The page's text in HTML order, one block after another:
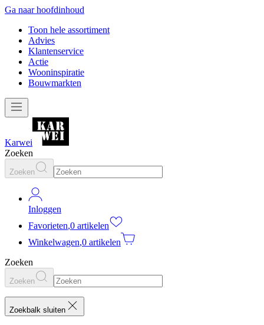
Ga naar hoofdinhoud
Toon hele assortiment
Advies
Klantenservice
Actie
Wooninspiratie
Bouwmarkten
Karwei
Zoeken
Zoeken
Inloggen
Favorieten,0 artikelen
Winkelwagen,0 artikelen
Zoeken
Zoeken
Zoekbalk sluiten